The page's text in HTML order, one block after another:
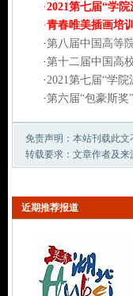
·2021第七届“学
·青春唯美插画培
·第八届中国高等
·第十二届中国高
·2021第七届“学
·第六届“包豪斯奖
免责声明：本站刊载此
转载要求：文章作者及
近期推荐报道